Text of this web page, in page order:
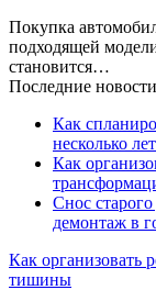
Покупка
подходящей
становится…
Последние новости
Как
несколько
Как
Снос
демонтаж в
Как организовать
тишины